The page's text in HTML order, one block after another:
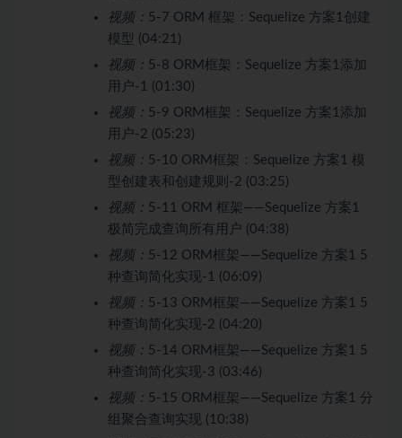
视频： 5-7 ORM 框架：Sequelize 方案1创建
模型 (04:21)
视频： 5-8 ORM框架：Sequelize 方案1添加
用户-1 (01:30)
视频： 5-9 ORM框架：Sequelize 方案1添加
用户-2 (05:23)
视频： 5-10 ORM框架：Sequelize 方案1 模
型创建表和创建规则-2 (03:25)
视频： 5-11 ORM 框架——Sequelize 方案1
极简完成查询所有用户 (04:38)
视频： 5-12 ORM框架——Sequelize 方案1 5
种查询简化实现-1 (06:09)
视频： 5-13 ORM框架——Sequelize 方案1 5
种查询简化实现-2 (04:20)
视频： 5-14 ORM框架——Sequelize 方案1 5
种查询简化实现-3 (03:46)
视频： 5-15 ORM框架——Sequelize 方案1 分
组聚合查询实现 (10:38)